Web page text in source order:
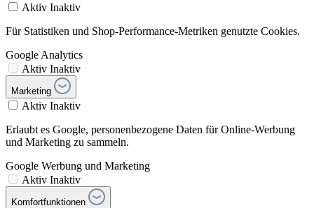
Aktiv Inaktiv
Für Statistiken und Shop-Performance-Metriken genutzte Cookies.
Google Analytics
Aktiv Inaktiv
Marketing
Aktiv Inaktiv
Erlaubt es Google, personenbezogene Daten für Online-Werbung
und Marketing zu sammeln.
Google Werbung und Marketing
Aktiv Inaktiv
Komfortfunktionen